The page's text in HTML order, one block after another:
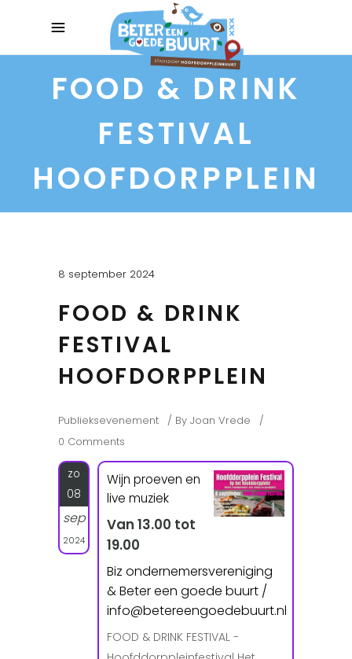
FOOD & DRINK
FESTIVAL
HOOFDORPPLEIN
8 september 2024
FOOD & DRINK
FESTIVAL
HOOFDORPPLEIN
Publieksevenement By Joan Vrede
0 Comments
zo
08
sep
2024
Wijn proeven en
live muziek
Van 13.00 tot
19.00
Biz ondernemersvereniging
& Beter een goede buurt /
info@betereengoedebuurt.nl
FOOD & DRINK FESTIVAL -